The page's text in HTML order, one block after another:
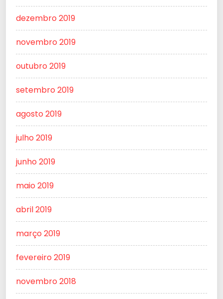
dezembro 2019
novembro 2019
outubro 2019
setembro 2019
agosto 2019
julho 2019
junho 2019
maio 2019
abril 2019
março 2019
fevereiro 2019
novembro 2018